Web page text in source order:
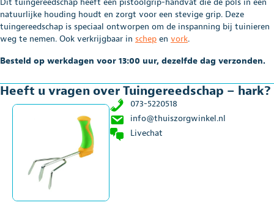
natuurlijke houding houdt en zorgt voor een stevige grip. Deze
tuingereedschap is speciaal ontworpen om de inspanning bij tuinieren
weg te nemen. Ook verkrijgbaar in schep en vork.
Besteld op werkdagen voor 13:00 uur, dezelfde dag verzonden.
Heeft u vragen over Tuingereedschap – hark?
073-5220518
info@thuiszorgwinkel.nl
Livechat